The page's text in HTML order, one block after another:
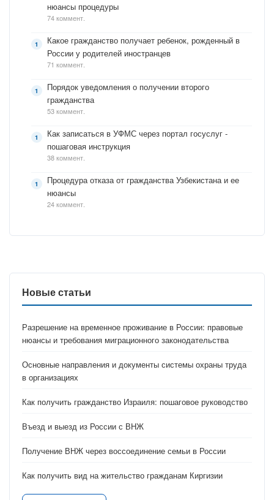
нюансы процедуры
74 коммент.
Какое гражданство получает ребенок, рожденный в
России у родителей иностранцев
71 коммент.
Порядок уведомления о получении второго
гражданства
53 коммент.
Как записаться в УФМС через портал госуслуг -
пошаговая инструкция
38 коммент.
Процедура отказа от гражданства Узбекистана и ее
нюансы
24 коммент.
Новые статьи
Разрешение на временное проживание в России: правовые
нюансы и требования миграционного законодательства
Основные направления и документы системы охраны труда
в организациях
Как получить гражданство Израиля: пошаговое руководство
Въезд и выезд из России с ВНЖ
Получение ВНЖ через воссоединение семьи в России
Как получить вид на жительство гражданам Киргизии